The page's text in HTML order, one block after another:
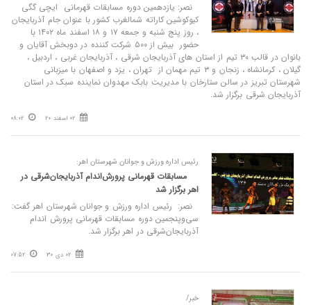
نصر: یازدهمین دوره مسابقات قهرمانی ایچی گگی
کیوکوشین کاراته شمالغرب کشور با عنوان جام آذربایجان
، روز پنج شنبه و جمعه ۱۷ و ۱۸ اسفند ماه ۱۴۰۲ با
حضور بیش از ۵۰۰ شرکت کننده در دوبخش آقایان و
بانوان در قالب ۳۰ تیم از استان های آذربایجان شرقی ، آذربایجان غربی ، اردبیل ،
گیلان ، کرمانشاه ، زنجان و ۳ تیم مهمان از تهران ، یزد و اصفهان با میزبانی
شهرستان تبریز در سالن ستارخان با مدیریت بابک مهدوان نماینده سبک در استان
آذربایجان شرقی برگزار شد.
02 اسفند 20 08:02
رئیس اداره ورزش و جوانان شهرستان اهر:
مسابقات قهرمانی پرورش‌اندام آذربایجان‌شرقی در
اهر برگزار شد
نصر: رئیس اداره ورزش و جوانان شهرستان اهر گفت:
سی‌وپنجمین دوره مسابقات قهرمانی پرورش اندام
آذربایجان‌شرقی در اهر برگزار شد.
02 دی 30 07:52
خبر/